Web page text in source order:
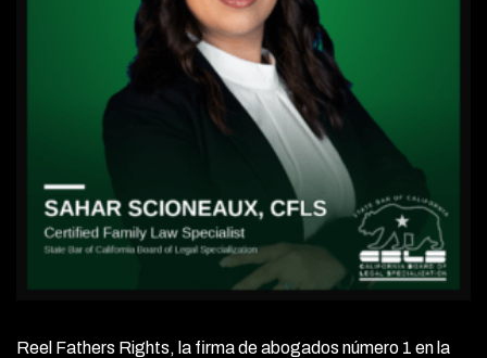
Reel Fathers Rights, la firma de abogados número 1 en la